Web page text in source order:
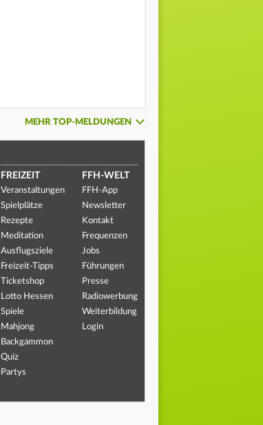
MEHR TOP-MELDUNGEN
FREIZEIT
Veranstaltungen
Spielplätze
Rezepte
Meditation
Ausflugsziele
Freizeit-Tipps
Ticketshop
Lotto Hessen
Spiele
Mahjong
Backgammon
Quiz
Partys
FFH-WELT
FFH-App
Newsletter
Kontakt
Frequenzen
Jobs
Führungen
Presse
Radiowerbung
Weiterbildung
Login